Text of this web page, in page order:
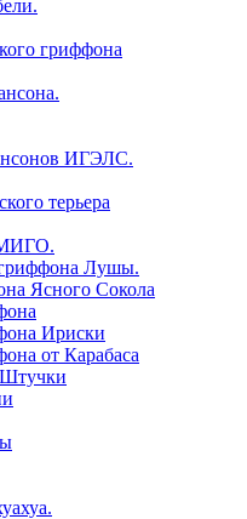
гриффона
ИГЭЛС.
терьера
Лушы.
Ясного Сокола
Ириски
от Карабаса